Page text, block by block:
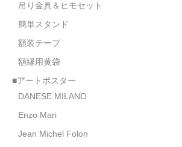
吊り金具＆ヒモセット
簡単スタンド
額装テープ
額縁用黄袋
■アートポスター
DANESE MILANO
Enzo Mari
Jean Michel Folon